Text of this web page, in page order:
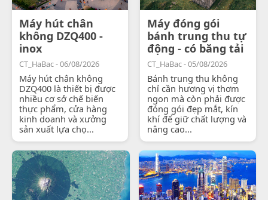
Máy hút chân
không DZQ400 -
inox
CT_HaBac - 06/08/2026
Máy hút chân không
DZQ400 là thiết bị được
nhiều cơ sở chế biến
thực phẩm, cửa hàng
kinh doanh và xưởng
sản xuất lựa chọ...
Máy đóng gói
bánh trung thu tự
động - có băng tải
CT_HaBac - 05/08/2026
Bánh trung thu không
chỉ cần hương vị thơm
ngon mà còn phải được
đóng gói đẹp mắt, kín
khí để giữ chất lượng và
nâng cao...